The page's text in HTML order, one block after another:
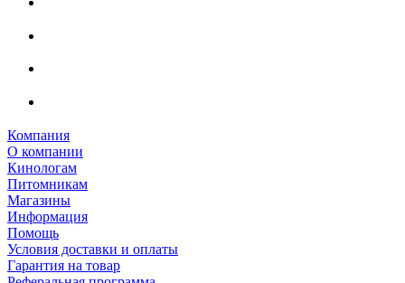
Компания
О компании
Кинологам
Питомникам
Магазины
Информация
Помощь
Условия доставки и оплаты
Гарантия на товар